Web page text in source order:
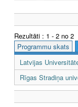
Rezultāti : 1 - 2 no 2
Programmu skats
Latvijas
Rīgas Stradiņa